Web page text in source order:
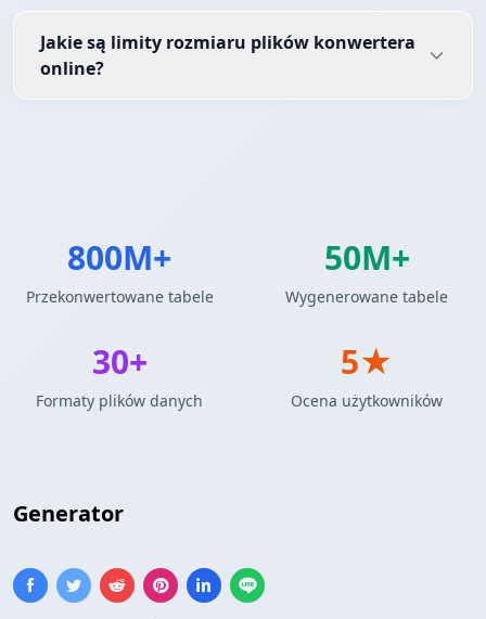
Generator
Jakie są limity rozmiaru plików konwertera
online?
800M+
Przekonwertowane tabele
50M+
Wygenerowane tabele
30+
Formaty plików danych
5★
Ocena użytkowników